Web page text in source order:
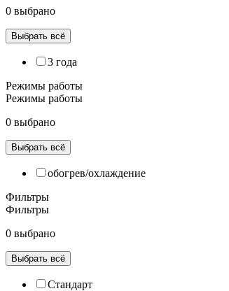
0 выбрано
Выбрать всё
3 года
Режимы работы
Режимы работы
0 выбрано
Выбрать всё
обогрев/охлаждение
Фильтры
Фильтры
0 выбрано
Выбрать всё
Cтандарт